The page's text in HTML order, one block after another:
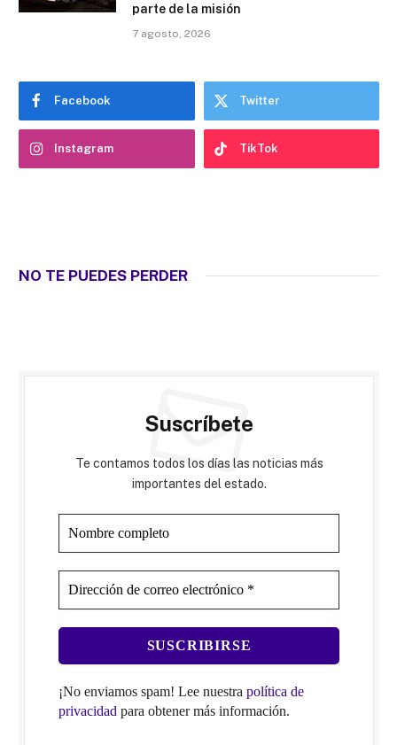
parte de la misión
7 agosto, 2026
Facebook Twitter
Instagram TikTok
NO TE PUEDES PERDER
Suscríbete
Te contamos todos los días las noticias más
importantes del estado.
¡No enviamos spam! Lee nuestra política de
privacidad para obtener más información.